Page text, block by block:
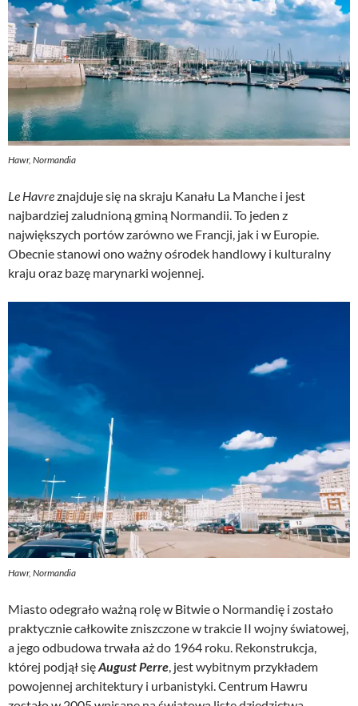
Hawr, Normandia
Le Havreznajduje się na skraju Kanału La Manche i jest
najbardziej zaludnioną gminą Normandii. To jeden z
największych portów zarówno we Francji, jak i w Europie.
Obecnie stanowi ono ważny ośrodek handlowy i kulturalny
kraju oraz bazę marynarki wojennej.
Hawr, Normandia
Miasto odegrało ważną rolę w Bitwie o Normandię i zostało
praktycznie całkowite zniszczone w trakcie II wojny światowej,
a jego odbudowa trwała aż do 1964 roku. Rekonstrukcja,
której podjął sięAugust Perre , jest wybitnym przykładem
powojennej architektury i urbanistyki. Centrum Hawru